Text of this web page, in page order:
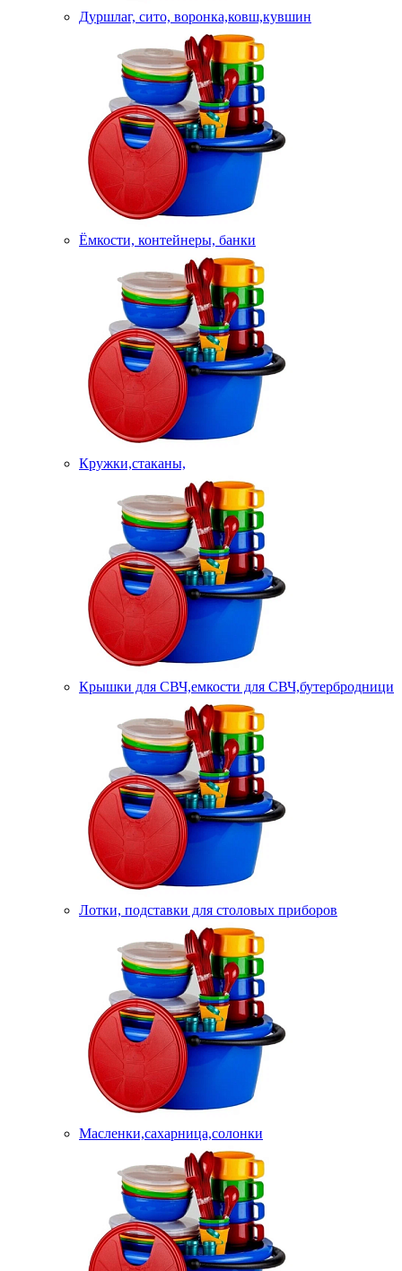
Дуршлаг, сито, воронка,ковш,кувшин
Ёмкости, контейнеры, банки
Кружки,стаканы,
Крышки для СВЧ,емкости для СВЧ,бутербродници
Лотки, подставки для столовых приборов
Масленки,сахарница,солонки